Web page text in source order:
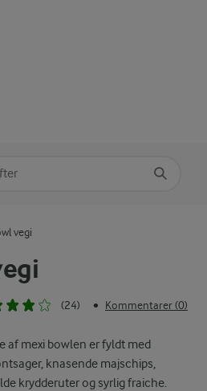
(24) • Kommentarer (0)
af mexi bowlen er fyldt med
knasende majschips,
krydderuter og syrlig fraiche.
vegi